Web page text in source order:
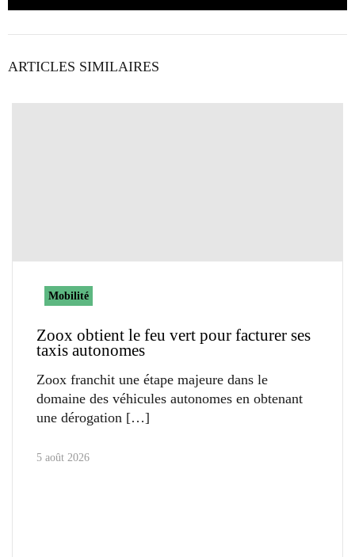
ARTICLES SIMILAIRES
Mobilité
Zoox obtient le feu vert pour facturer ses
taxis autonomes
Zoox franchit une étape majeure dans le
domaine des véhicules autonomes en obtenant
une dérogation
5 août 2026